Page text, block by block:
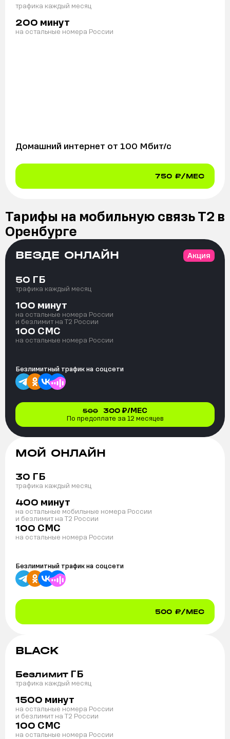
трафика каждый месяц
200 минут
на остальные номера России
Домашний интернет от 100 Мбит/с
750 ₽/МЕС
Тарифы на мобильную связь Т2 в
Оренбурге
ВЕЗДЕ ОНЛАЙН Акция
50 ГБ
трафика каждый месяц
100 минут
на остальные номера России
и безлимит на T2 России
100 СМС
на остальные номера России
Безлимитный трафик на соцсети
500 300 ₽/МЕС
По предоплате за 12 месяцев
МОЙ ОНЛАЙН
30 ГБ
трафика каждый месяц
400 минут
на остальные мобильные номера России
и безлимит на T2 России
100 СМС
на остальные номера России
Безлимитный трафик на соцсети
500 ₽/МЕС
BLACK
Безлимит ГБ
трафика каждый месяц
1500 минут
на остальные номера России
и безлимит на T2 России
100 СМС
на остальные номера России